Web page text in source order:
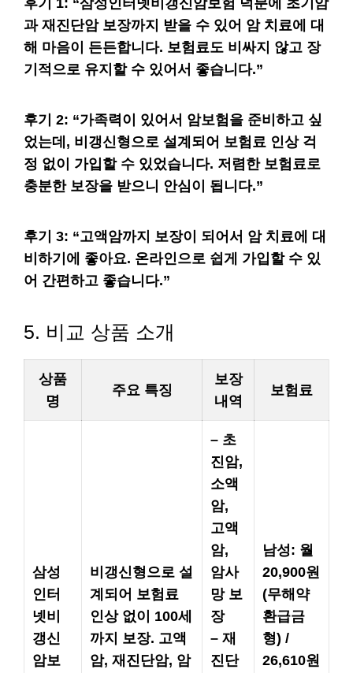
후기 1: “삼성인터넷비갱신암보험 덕분에 초기암
과 재진단암 보장까지 받을 수 있어 암 치료에 대
해 마음이 든든합니다. 보험료도 비싸지 않고 장
기적으로 유지할 수 있어서 좋습니다.”
후기 2: “가족력이 있어서 암보험을 준비하고 싶
었는데, 비갱신형으로 설계되어 보험료 인상 걱
정 없이 가입할 수 있었습니다. 저렴한 보험료로
충분한 보장을 받으니 안심이 됩니다.”
후기 3: “고액암까지 보장이 되어서 암 치료에 대
비하기에 좋아요. 온라인으로 쉽게 가입할 수 있
어 간편하고 좋습니다.”
5. 비교 상품 소개
상품
명
주요 특징
보장
내역
보험료
삼성
인터
넷비
갱신
암보
비갱신형으로 설
계되어 보험료
인상 없이 100세
까지 보장. 고액
암, 재진단암, 암
– 초
진암,
소액
암,
고액
암,
암사
망 보
장
– 재
진단
남성: 월
20,900원
(무해약
환급금
형) /
26,610원